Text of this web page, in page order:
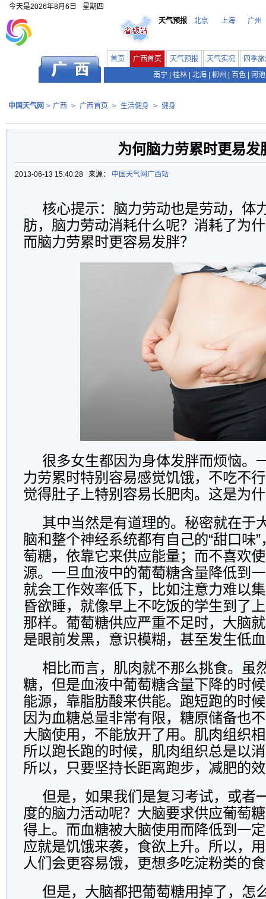
今天是2026年8月6日
星期四
天气预报
北京 上海 广州
首页 广西首页 天气预报 天气实况
四季
南宁
桂林 北海 柳州 百色 河池
中国天气网 > 广西 > 广西首页 > 生活健身 > 健身
为何脑力劳累时更易发
2013-06-13 15:40:28 来源： 中国天气网广西站
核心提示：脑力劳动也是劳动，体
肪，脑力劳动消耗什么呢？消耗了为
而脑力劳累时更容易发胖？
很多女生都因为身体发胖而烦恼。
力劳累时特别容易感觉饥饿，不吃不
觉得肚子上特别容易长肥肉。这是为
其中当然是有道理的。秘密就在于
脑和整个神经系统都有自己的“甜口味
萄糖，依靠它来供应能量；而不喜欢
源。一旦血液中的葡萄糖含量降低到
就会工作效率低下，比如注意力难以
昏欲睡，就像早上不吃饭的学生到了
那样。葡萄糖供应严重不足时，大脑
是眼前发黑，意识模糊，甚至发生低
相比而言，肌肉就不那么挑食。虽
糖，但是血液中葡萄糖含量下降的时
能源，靠脂肪酸来供能。跑短跑的时
因为血糖总量非常有限，糖原储备也
大脑使用，不能放开了用。肌肉组织
所以跑长跑的时候，肌肉组织总是以
所以，只要坚持长距离跑步，减肥的
但是，如果我们是复习考试，或者
度的脑力活动呢？大脑要求供应葡萄
得上。而血糖被大脑使用而降低到一
应就是饥饿来袭，食欲上升。所以，
人们会更容易饿，更想多吃淀粉类的
但是，大脑都把葡萄糖用掉了，怎